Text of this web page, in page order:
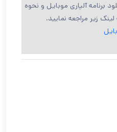
برنامه آلپاری موبایل و نحوه
زیر مراجعه نمایید.